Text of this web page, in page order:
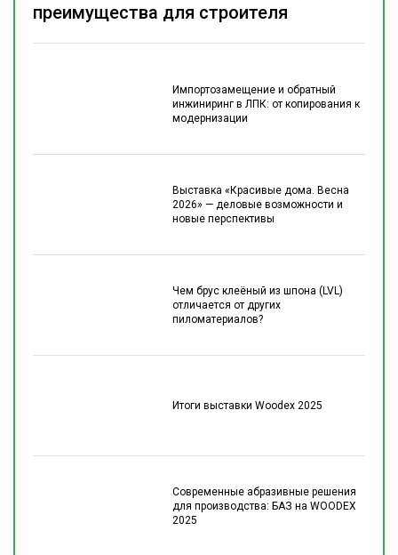
Импортозамещение и обратный
инжиниринг в ЛПК: от копирования к
модернизации
Выставка «Красивые дома. Весна
2026» — деловые возможности и
новые перспективы
Чем брус клеёный из шпона (LVL)
отличается от других
пиломатериалов?
Итоги выставки Woodex 2025
Современные абразивные решения
для производства: БАЗ на WOODEX
2025
преимущества для строителя